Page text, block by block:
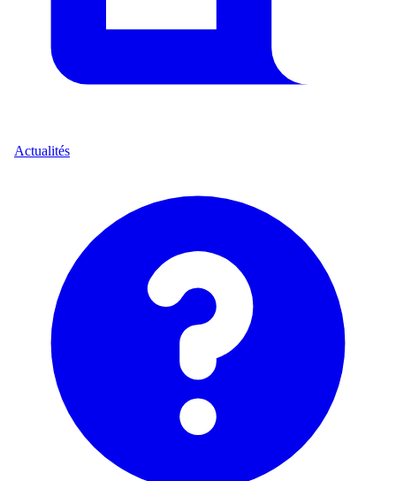
Actualités